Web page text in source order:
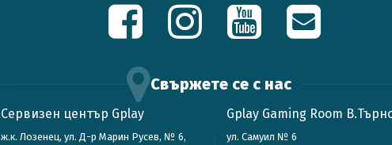
Свържете се с нас
Сервизен център Gplay
ж.к. Лозенец, ул. Д-р Марин Русев, № 6,
Gplay Gaming Room
ул. Самуил № 6